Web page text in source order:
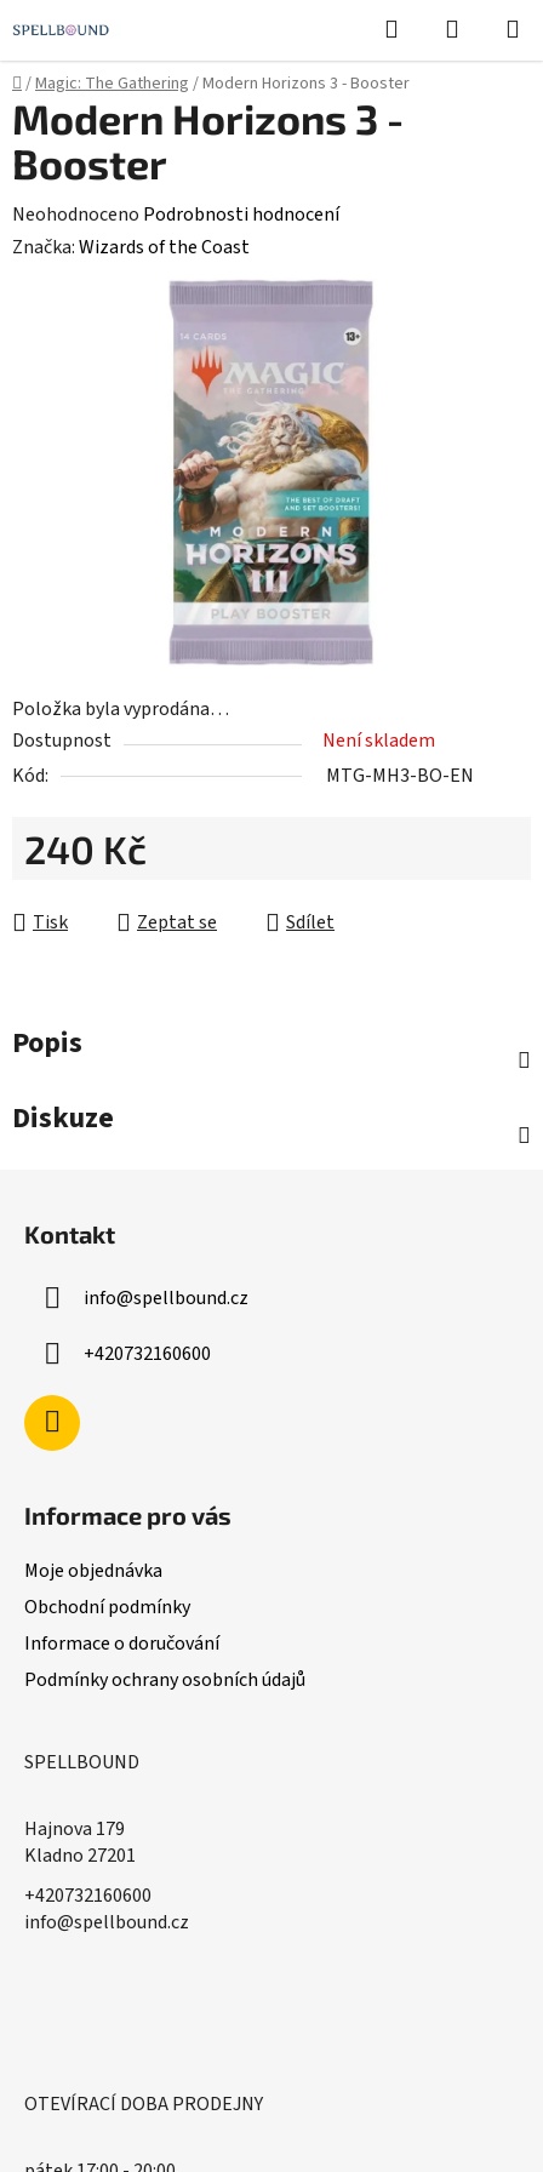
na
obsah
Hledat
KOŠÍK
Domů
/Magic: The Gathering /Modern Horizons 3 - Booster
Položka byla vyprodána…
Dostupnost
Není skladem
Kód:
MTG-MH3-BO-EN
240 Kč
Tisk
Zeptat se Sdílet
Modern Horizons 3 -
Booster
Průměrné
hodnocení
Neohodnoceno Podrobnosti hodnocení
Značka:Wizards of the Coast
Popis
Diskuze
Kontakt
info@spellbound.cz
+420732160600
Informace pro vás
Moje objednávka
Obchodní podmínky
Informace o doručování
Podmínky ochrany osobních údajů
SPELLBOUND
Hajnova 179
Kladno 27201
+420732160600
​info@spellbound.cz
OTEVÍRACÍ DOBA PRODEJNY